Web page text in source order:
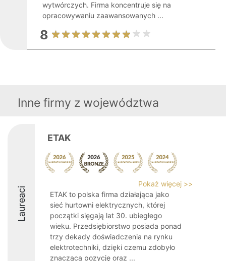
wytwórczych. Firma koncentruje się na
opracowywaniu zaawansowanych ...
8
Inne firmy z województwa
Laureaci
ETAK
Pokaż więcej >>
ETAK to polska firma działająca jako
sieć hurtowni elektrycznych, której
początki sięgają lat 30. ubiegłego
wieku. Przedsiębiorstwo posiada ponad
trzy dekady doświadczenia na rynku
elektrotechniki, dzięki czemu zdobyło
znaczącą pozycję oraz ...